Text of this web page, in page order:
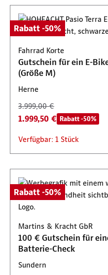
Rabatt -50%
Fahrrad Korte
Gutschein für ein E-
(Größe M)
Herne
3.999,00 €
1.999,50 € Rabatt -50%
Verfügbar: 1 Stück
Rabatt -50%
Martins & Kracht GbR
100 € Gutschein für
Batterie-Check
Sundern